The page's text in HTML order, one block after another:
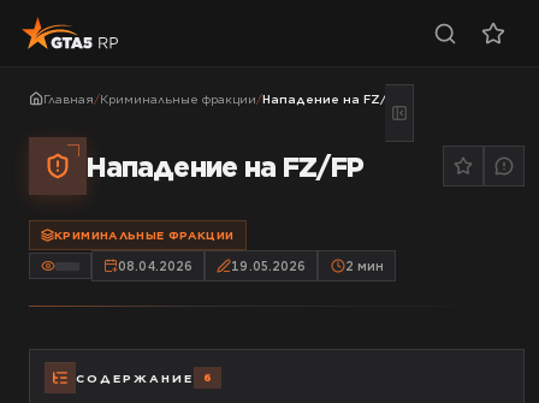
Главная/Криминальные фракции/Нападение на FZ/FP
Нападение на FZ/FP
КРИМИНАЛЬНЫЕ ФРАКЦИИ
08.04.2026 19.05.2026 2 мин
СОДЕРЖАНИЕ 6